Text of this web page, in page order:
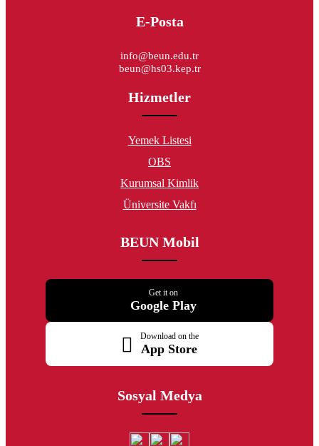
E-Posta
info@beun.edu.tr
beun@hs03.kep.tr
Hizmetler
Yemek Listesi
OBS
Kurumsal Kimlik
Üniversite Vakfı
BEUN Mobil
Get it on
Google Play
Download on the
App Store
Sosyal Medya